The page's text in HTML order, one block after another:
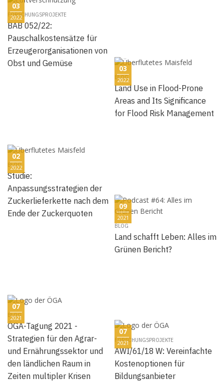
03
2022
FORSCHUNGSPROJEKTE
BAB 052/22:
Pauschalkostensätze für
Erzeugerorganisationen von
Obst und Gemüse
03
2022
BLOG
Land Use in Flood-Prone
Areas and Its Significance
for Flood Risk Management
02
2022
BLOG
Studie:
Anpassungsstrategien der
Zuckerlieferkette nach dem
Ende der Zuckerquoten
09
2021
BLOG
Land schafft Leben: Alles im
Grünen Bericht?
07
2021
BLOG
ÖGA-Tagung 2021 -
Strategien für den Agrar-
und Ernährungssektor und
den ländlichen Raum in
Zeiten multipler Krisen
07
2021
FORSCHUNGSPROJEKTE
AWI/61/18 W: Vereinfachte
Kostenoptionen für
Bildungsanbieter